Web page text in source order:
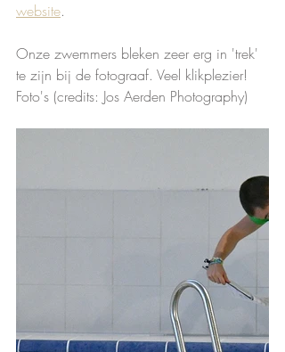
website.
Onze zwemmers bleken zeer erg in 'trek'
te zijn bij de fotograaf. Veel klikplezier!
Foto's (credits: Jos Aerden Photography)